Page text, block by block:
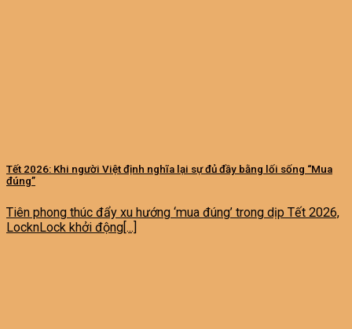
Tết 2026: Khi người Việt định nghĩa lại sự đủ đầy bằng lối sống “Mua
đúng”
Tiên phong thúc đẩy xu hướng ‘mua đúng’ trong dịp Tết 2026,
LocknLock khởi động[...]